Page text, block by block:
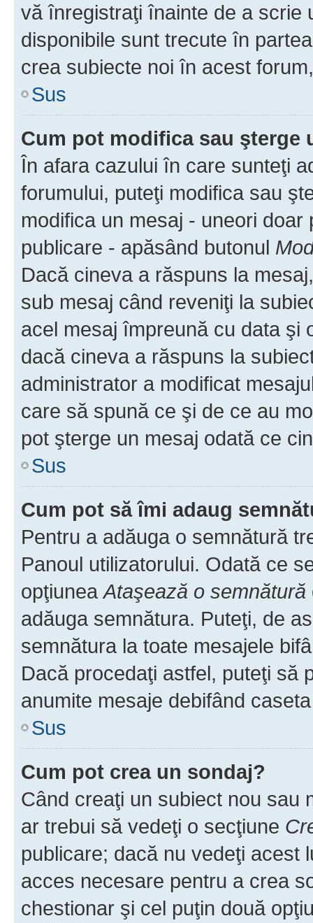
vă înregistraţi înainte de a scrie
disponibile sunt trecute în
crea subiecte noi în acest
Sus
Cum pot modifica sau şterge
În afara cazului în care sunteţi
forumului, puteţi modifica sau
modifica un mesaj - uneori
publicare - apăsând butonul
Dacă cineva a răspuns la
sub mesaj când reveniţi la
acel mesaj împreună cu data şi
dacă cineva a răspuns la
administrator a modificat
care să spună ce şi de ce au
pot şterge un mesaj odată ce
Sus
Cum pot să îmi adaug
Pentru a adăuga o semnătură
Panoul utilizatorului. Odată ce
opţiuneaAtaşează o semnătură
adăuga semnătura. Puteţi, de
semnătura la toate mesajele
Dacă procedaţi astfel, puteţi să
anumite mesaje debifând
Sus
Cum pot crea un sondaj?
Când creaţi un subiect nou sau
ar trebui să vedeţi o secţiune
publicare; dacă nu vedeţi acest
acces necesare pentru a crea
chestionar şi cel puţin două